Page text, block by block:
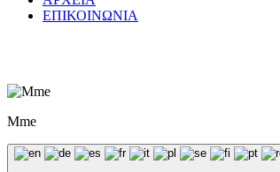
ΕΠΙΚΟΙΝΩΝΙΑ
Mme